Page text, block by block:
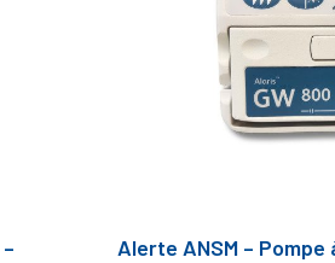
Alerte ANSM –